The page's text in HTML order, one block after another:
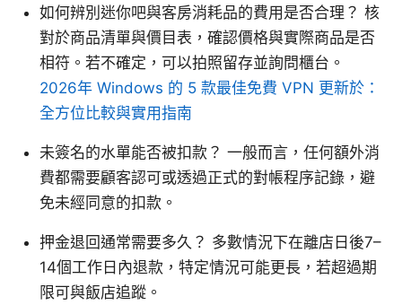
如何辨別迷你吧與客房消耗品的費用是否合理？ 核
對於商品清單與價目表，確認價格與實際商品是否
相符。若不確定，可以拍照留存並詢問櫃台。
2026年 Windows 的 5 款最佳免費 VPN 更新於：
全方位比較與實用指南
未簽名的水單能否被扣款？ 一般而言，任何額外消
費都需要顧客認可或透過正式的對帳程序記錄，避
免未經同意的扣款。
押金退回通常需要多久？ 多數情況下在離店日後7–
14個工作日內退款，特定情況可能更長，若超過期
限可與飯店追蹤。